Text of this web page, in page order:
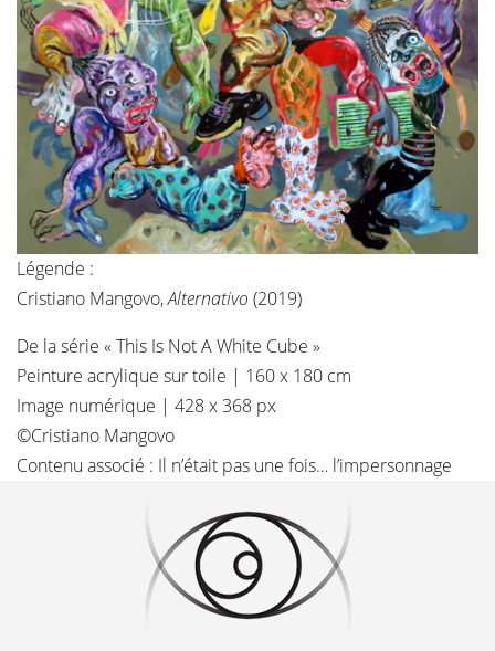
Légende :
Cristiano Mangovo,Alternativo (2019)
De la série « This Is Not A White Cube »
Peinture acrylique sur toile | 160 x 180 cm
Image numérique | 428 x 368 px
©Cristiano Mangovo
Contenu associé : Il n’était pas une fois… l’impersonnage